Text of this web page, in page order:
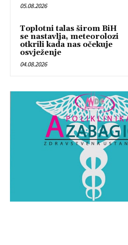
05.08.2026
Toplotni talas širom BiH
se nastavlja, meteorolozi
otkrili kada nas očekuje
osvježenje
04.08.2026